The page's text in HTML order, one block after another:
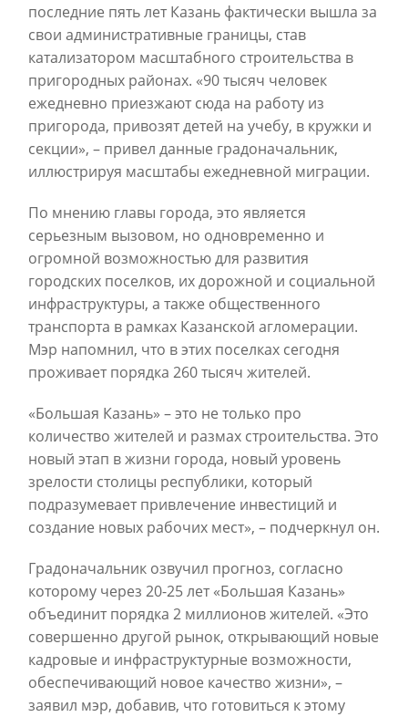
последние пять лет Казань фактически вышла за
свои административные границы, став
катализатором масштабного строительства в
пригородных районах. «90 тысяч человек
ежедневно приезжают сюда на работу из
пригорода, привозят детей на учебу, в кружки и
секции», – привел данные градоначальник,
иллюстрируя масштабы ежедневной миграции.
По мнению главы города, это является
серьезным вызовом, но одновременно и
огромной возможностью для развития
городских поселков, их дорожной и социальной
инфраструктуры, а также общественного
транспорта в рамках Казанской агломерации.
Мэр напомнил, что в этих поселках сегодня
проживает порядка 260 тысяч жителей.
«Большая Казань» – это не только про
количество жителей и размах строительства. Это
новый этап в жизни города, новый уровень
зрелости столицы республики, который
подразумевает привлечение инвестиций и
создание новых рабочих мест», – подчеркнул он.
Градоначальник озвучил прогноз, согласно
которому через 20-25 лет «Большая Казань»
объединит порядка 2 миллионов жителей. «Это
совершенно другой рынок, открывающий новые
кадровые и инфраструктурные возможности,
обеспечивающий новое качество жизни», –
заявил мэр, добавив, что готовиться к этому